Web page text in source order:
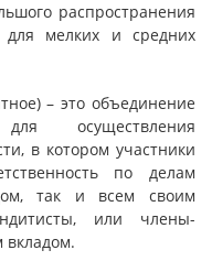
распространения
мелких и средних
– это объединение
в котором участники
по делам
так и всем своим
или члены-
вкладом.